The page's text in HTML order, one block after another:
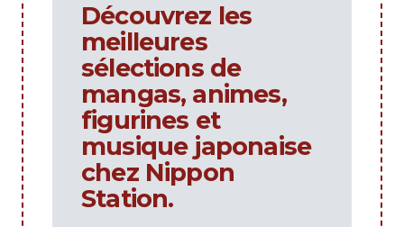
Découvrez les
meilleures
sélections de
mangas, animes,
figurines et
musique japonaise
chez Nippon
Station.